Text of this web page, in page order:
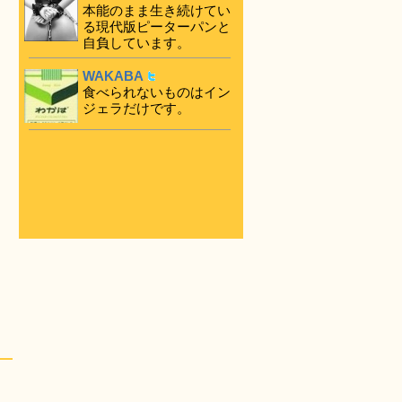
本能のまま生き続けてい
る現代版ピーターパンと
自負しています。
WAKABA
食べられないものはイン
ジェラだけです。